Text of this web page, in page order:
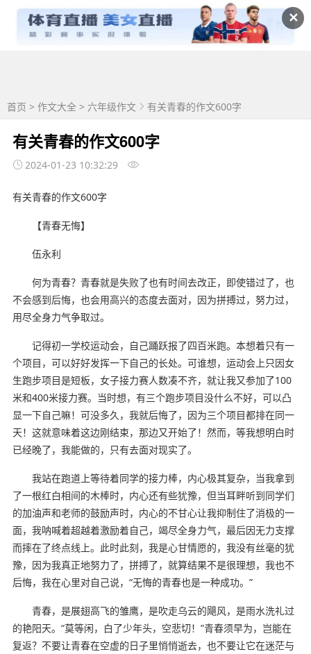
✕
首页 > 作文大全 > 六年级作文 有关青春的作文600字
有关青春的作文600字
2024-01-23 10:32:29
有关青春的作文600字
【青春无悔】
伍永利
何为青春？青春就是失败了也有时间去改正，即使错过了，也
不会感到后悔，也会用高兴的态度去面对，因为拼搏过，努力过，
用尽全身力气争取过。
记得初一学校运动会，自己踊跃报了四百米跑。本想着只有一
个项目，可以好好发挥一下自己的长处。可谁想，运动会上只因女
生跑步项目是短板，女子接力赛人数凑不齐，就让我又参加了100
米和400米接力赛。当时想，有三个跑步项目没什么不好，可以凸
显一下自己嘛！可没多久，我就后悔了，因为三个项目都排在同一
天！这就意味着这边刚结束，那边又开始了！然而，等我想明白时
已经晚了，我能做的，只有去面对现实了。
我站在跑道上等待着同学的接力棒，内心极其复杂，当我拿到
了一根红白相间的木棒时，内心还有些犹豫，但当耳畔听到同学们
的加油声和老师的鼓励声时，内心的不甘心让我抑制住了消极的一
面，我呐喊着超越着激励着自己，竭尽全身力气，最后因无力支撑
而摔在了终点线上。此时此刻，我是心甘情愿的，我没有丝毫的犹
豫，因为我真正地努力了，拼搏了，就算结果不是很理想，我也不
后悔，我在心里对自己说，“无悔的青春也是一种成功。”
青春，是展翅高飞的雏鹰，是吹走乌云的飓风，是雨水洗礼过
的艳阳天。“莫等闲，白了少年头，空悲切！”青春须早为，岂能在
复返？不要让青春在空虚的日子里悄悄逝去，也不要让它在迷茫与